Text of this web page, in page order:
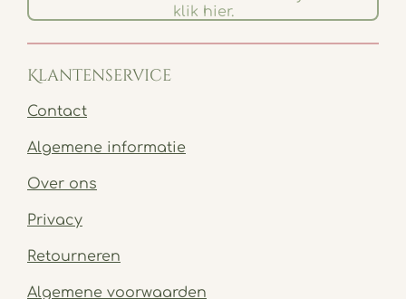
klik hier.
Klantenservice
Contact
Algemene informatie
Over ons
Privacy
Retourneren
Algemene voorwaarden